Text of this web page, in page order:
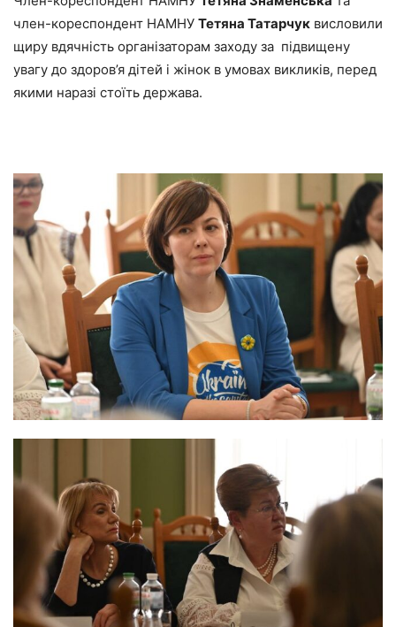
член-кореспондент НАМНУ Тетяна Татарчук висловили
щиру вдячність організаторам заходу за підвищену
увагу до здоров’я дітей і жінок в умовах викликів, перед
якими наразі стоїть держава.